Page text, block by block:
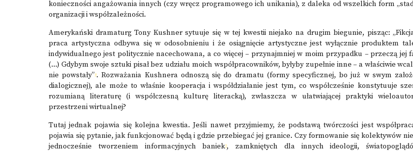
konieczności angażowania innych (czy wręcz programowego ich unikania), z daleka od wszelkich form
organizacji i współzależności.
Amerykański dramaturg Tony Kushner sytuuje się w tej kwestii niejako na drugim biegunie, pisząc:
praca artystyczna odbywa się w odosobnieniu i że osiągnięcie artystyczne jest wyłącznie produktem
indywidualnego jest politycznie nacechowana, a co więcej – przynajmniej w moim przypadku – przeczą jej
(…) Gdybym swoje sztuki pisał bez udziału moich współpracowników, byłyby zupełnie inne – a właściwie
nie powstały”4. Rozważania Kushnera odnoszą się do dramatu (formy specyficznej, bo już w swym
dialogicznej), ale może to właśnie kooperacja i współdziałanie jest tym, co współcześnie konstytuuje
rozumianą literaturę (i współczesną kulturę literacką), zwłaszcza w ułatwiającej praktyki
przestrzeni wirtualnej?
Tutaj jednak pojawia się kolejna kwestia. Jeśli nawet przyjmiemy, że podstawą twórczości jest
pojawia się pytanie, jak funkcjonować będą i gdzie przebiegać jej granice. Czy formowanie się kolektywów
jednocześnie tworzeniem informacyjnych baniek5, zamkniętych dla innych ideologii,